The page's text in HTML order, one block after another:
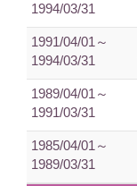
1994/03/31
1991/04/01～
1994/03/31
1989/04/01～
1991/03/31
1985/04/01～
1989/03/31